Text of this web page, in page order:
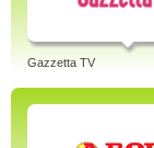
Gazzetta TV